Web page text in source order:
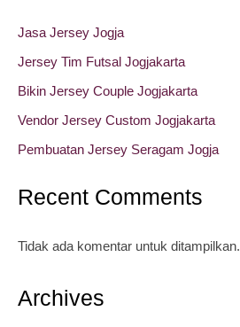
Jasa Jersey Jogja
Jersey Tim Futsal Jogjakarta
Bikin Jersey Couple Jogjakarta
Vendor Jersey Custom Jogjakarta
Pembuatan Jersey Seragam Jogja
Recent Comments
Tidak ada komentar untuk ditampilkan.
Archives